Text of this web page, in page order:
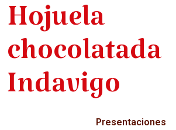
Hojuela
chocolatada
Indavigo
Presentaciones